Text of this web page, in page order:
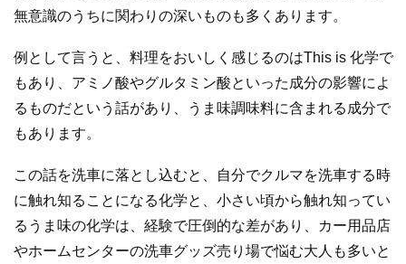
無意識のうちに関わりの深いものも多くあります。
例として言うと、料理をおいしく感じるのはThis is 化学で
もあり、アミノ酸やグルタミン酸といった成分の影響によ
るものだという話があり、うま味調味料に含まれる成分で
もあります。
この話を洗車に落とし込むと、自分でクルマを洗車する時
に触れ知ることになる化学と、小さい頃から触れ知ってい
るうま味の化学は、経験で圧倒的な差があり、カー用品店
やホームセンターの洗車グッズ売り場で悩む大人も多いと